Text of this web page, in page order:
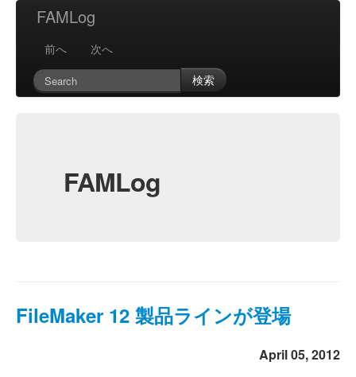
FAMLog
前へ
次へ
検索
FAMLog
FileMaker 12 製品ラインが登場
April 05, 2012